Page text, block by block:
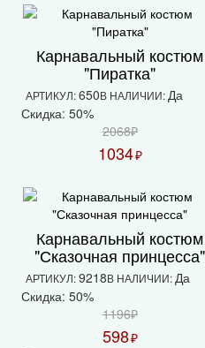
Карнавальный костюм
"Пиратка"
АРТИКУЛ:650В НАЛИЧИИ: Да
Скидка: 50%
2068₽
1034₽
Карнавальный костюм
"Сказочная принцесса"
АРТИКУЛ:9218В НАЛИЧИИ: Да
Скидка: 50%
1196₽
598₽